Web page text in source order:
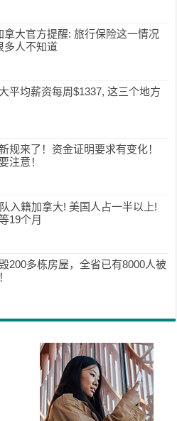
拿大官方提醒: 旅行保险这一情况
多人不知道
平均薪资每周$1337, 这三个地方
规来了！资金证明要求有变化！
注意！
入籍加拿大! 美国人占一半以上!
19个月
200多栋房屋，全省已有8000人被